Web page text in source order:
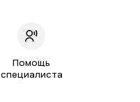
Помощь
специалиста